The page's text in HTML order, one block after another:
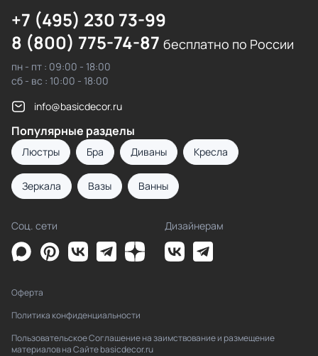
+7 (495) 230 73-99
8 (800) 775-74-87 бесплатно по России
пн - пт : 09:00 - 18:00
сб - вс : 10:00 - 18:00
info@basicdecor.ru
Популярные разделы
Люстры Бра Диваны Кресла
Зеркала Вазы Ванны
Соц. сети Дизайнерам
Оферта
Политика конфиденциальности
Пользовательское Соглашение на заимствование и размещение
материалов на Сайте basicdecor.ru